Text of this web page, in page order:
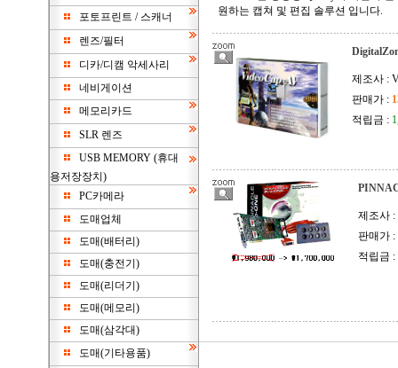
포토프린트 / 스캐너
렌즈/필터
디카/디캠 악세사리
네비게이션
메모리카드
SLR 렌즈
USB MEMORY (휴대
용저장장치)
PC카메라
도매업체
도매(배터리)
도매(충전기)
도매(리더기)
도매(메모리)
도매(삼각대)
도매(기타용품)
원하는 캡쳐 및 편집 솔루션 입니다.
제조사 :
판매가 :
적립금 :
제조사 :
판매가 :
적립금 :